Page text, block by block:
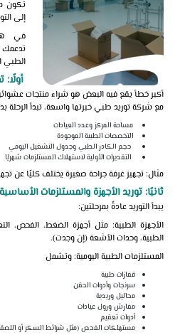
تكون
إلى
في
تدعمك
الطبي
أولًا:
أكبر خطأ يقع فيه البعض هو شراء منتجات
مع شركة توريد طبي خبرتها واسعة، تبدأ الرحلة
مساحة المركز وعدد العيادات
التخصصات الطبية الموجودة
حجم الكادر الطبي وجدول التشغيل اليومي
التقديرات الأولية لاستهلاك المستلزمات شهريًا
مثال: تجهيز غرفة جراحة صغيرة يختلف كليًا عن
ثانيًا: توريد الأجهزة والمستلزمات الأساسية
يبدأ التوريد عادةً بمرحلتين:
الأجهزة الطبية: مثل أجهزة الضغط، الفحص،
الطبية، وحدات الأشعة (إن وجدت).
المستلزمات الطبية اليومية: وتشمل
قفازات طبية
سرنجات وأدوات الحقن
محاليل وريدية
مفارش ورول عيادات
أدوات تعقيم
مستهلكات الفحص (مثل شرائط السكر أو